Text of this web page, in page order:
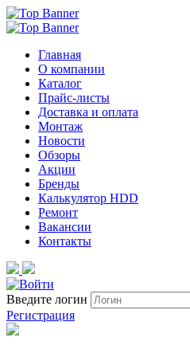
Главная
О компании
Каталог
Прайс-листы
Доставка и оплата
Монтаж
Новости
Обзоры
Акции
Бренды
Калькулятор HDD
Ремонт
Вакансии
Контакты
Введите логин
Регистрация